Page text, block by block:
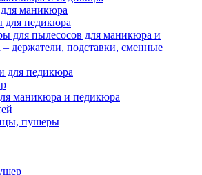
маникюра
для педикюра
для пылесосов для маникюра и
держатели, подставки, сменные
для педикюра
маникюра и педикюра
пушеры